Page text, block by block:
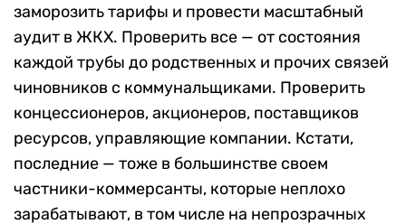
заморозить тарифы и провести масштабный
аудит в ЖКХ. Проверить все — от состояния
каждой трубы до родственных и прочих связей
чиновников с коммунальщиками. Проверить
концессионеров, акционеров, поставщиков
ресурсов, управляющие компании. Кстати,
последние — тоже в большинстве своем
частники-коммерсанты, которые неплохо
зарабатывают, в том числе на непрозрачных